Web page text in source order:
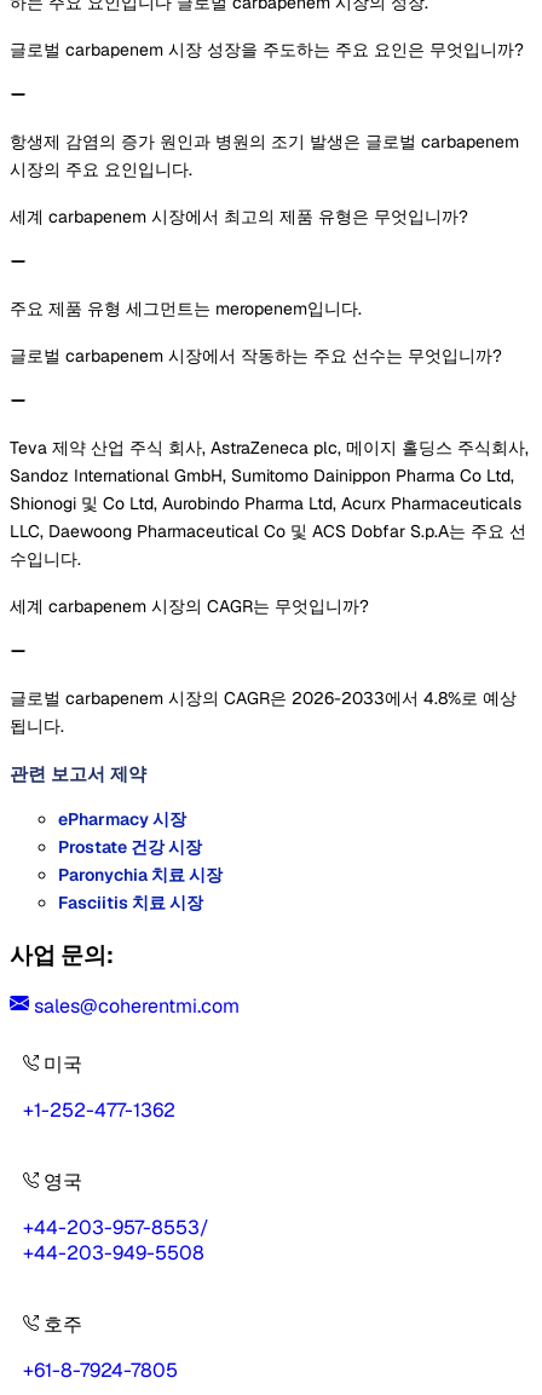
글로벌 carbapenem 시장 성장을 주도하는 주요 요인은 무엇입니까?
항생제 감염의 증가 원인과 병원의 조기 발생은 글로벌 carbapenem
시장의 주요 요인입니다.
세계 carbapenem 시장에서 최고의 제품 유형은 무엇입니까?
주요 제품 유형 세그먼트는 meropenem입니다.
글로벌 carbapenem 시장에서 작동하는 주요 선수는 무엇입니까?
Teva 제약 산업 주식 회사, AstraZeneca plc, 메이지 홀딩스 주식회사,
Sandoz International GmbH, Sumitomo Dainippon Pharma Co Ltd,
Shionogi 및 Co Ltd, Aurobindo Pharma Ltd, Acurx Pharmaceuticals
LLC, Daewoong Pharmaceutical Co 및 ACS Dobfar S.p.A는 주요 선
수입니다.
세계 carbapenem 시장의 CAGR는 무엇입니까?
글로벌 carbapenem 시장의 CAGR은 2026-2033에서 4.8%로 예상
됩니다.
관련 보고서 제약
ePharmacy 시장
Prostate 건강 시장
Paronychia 치료 시장
Fasciitis 치료 시장
사업 문의:
sales@coherentmi.com
미국
+1-252-477-1362
영국
+44-203-957-8553/
+44-203-949-5508
호주
+61-8-7924-7805